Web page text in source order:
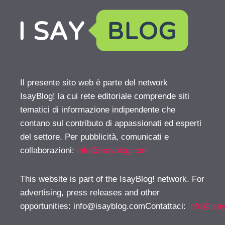
Il presente sito web è parte del network
IsayBlog! la cui rete editoriale comprende siti
tematici di informazione indipendente che
contano sul contributo di appassionati ed esperti
del settore. Per pubblicità, comunicati e
collaborazioni: info@isayblog.com
This website is part of the IsayBlog! network. For
advertising, press releases and other
opportunities: info@isayblog.comContattaci: